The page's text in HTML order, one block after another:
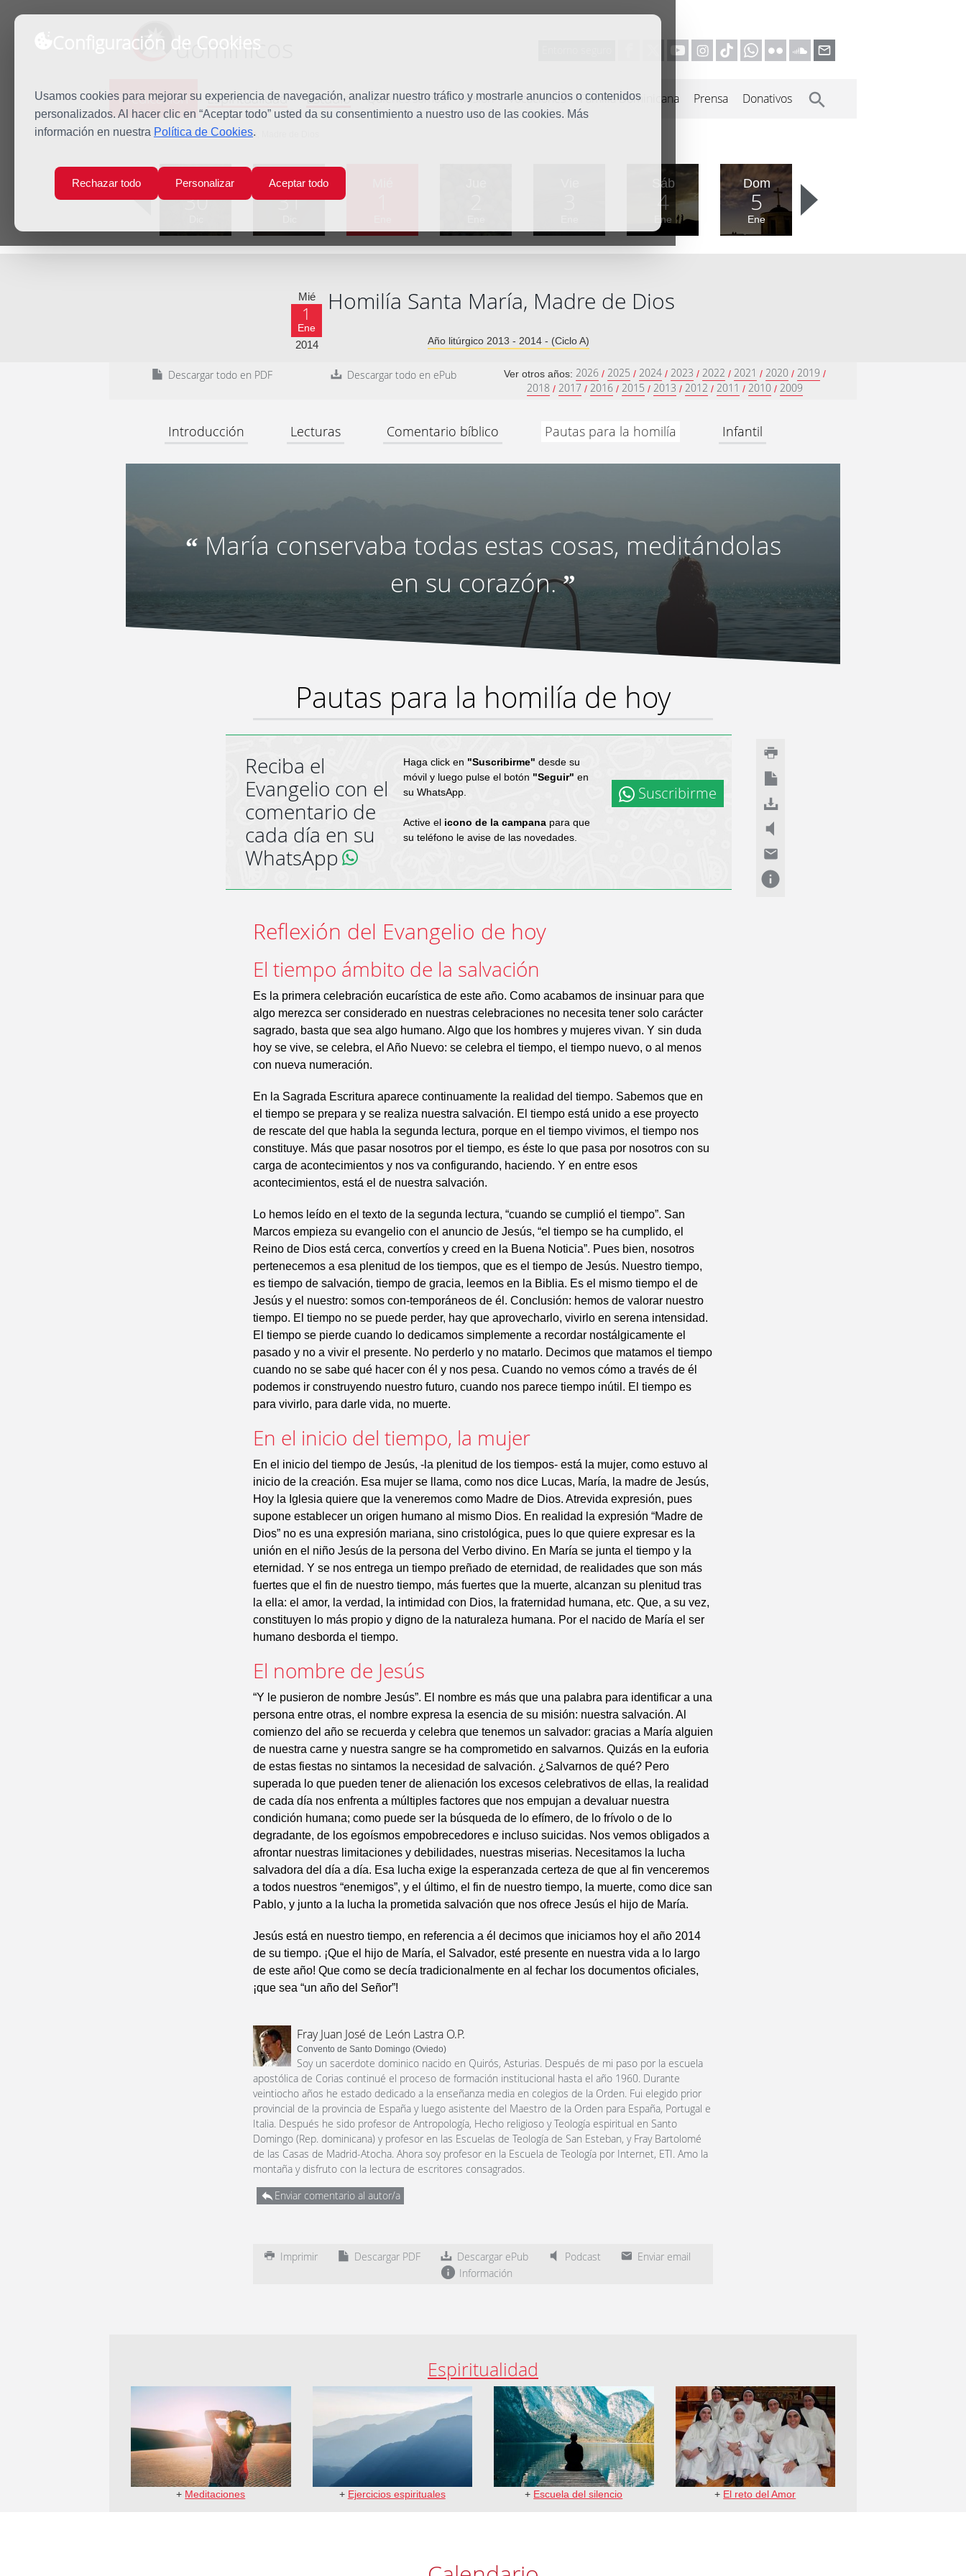
Configuración de Cookies
Usamos cookies para mejorar su experiencia de navegación, analizar nuestro tráfico y mostrarle anuncios o contenidos
personalizados. Al hacer clic en “Aceptar todo” usted da su consentimiento a nuestro uso de las cookies. Más
información en nuestra Política de Cookies.
Rechazar todo Personalizar Aceptar todo
dominicos
Predicación Espiritualidad Estudio Quiénes somos Misión Vocaciones Familia Dominicana Prensa Donativos
Inicio Predicación Santa María, Madre de Dios
Lun
30
Mar
31
Sáb
4
Ene
Dom
5
Ene
Mié
1
Ene
2014
Homilía Santa María, Madre de Dios
Año litúrgico 2013 - 2014 - (Ciclo A)
Descargar todo en PDF Descargar todo en ePub Ver otros años: 2026 / 2025 / 2024 / 2023 / 2022 / 2021 / 2020 / 2019 /
2018 / 2017 / 2016 / 2015 / 2013 / 2012 / 2011 / 2010 / 2009
Introducción Lecturas Comentario bíblico Pautas para la homilía Infantil
“María conservaba todas estas cosas, meditándolas
en su corazón.”
Pautas para la homilía de hoy
Reciba el
Evangelio con el
comentario de
cada día en su
WhatsApp
Haga click en "Suscribirme" desde su
móvil y luego pulse el botón "Seguir" en
su WhatsApp.
Active el icono de la campanapara que
su teléfono le avise de las novedades.
Suscribirme
Reflexión del Evangelio de hoy
El tiempo ámbito de la salvación
Es la primera celebración eucarística de este año. Como acabamos de insinuar para que
algo merezca ser considerado en nuestras celebraciones no necesita tener solo carácter
sagrado, basta que sea algo humano. Algo que los hombres y mujeres vivan. Y sin duda
hoy se vive, se celebra, el Año Nuevo: se celebra el tiempo, el tiempo nuevo, o al menos
con nueva numeración.
En la Sagrada Escritura aparece continuamente la realidad del tiempo. Sabemos que en
el tiempo se prepara y se realiza nuestra salvación. El tiempo está unido a ese proyecto
de rescate del que habla la segunda lectura, porque en el tiempo vivimos, el tiempo nos
constituye. Más que pasar nosotros por el tiempo, es éste lo que pasa por nosotros con su
carga de acontecimientos y nos va configurando, haciendo. Y en entre esos
acontecimientos, está el de nuestra salvación.
Lo hemos leído en el texto de la segunda lectura, “cuando se cumplió el tiempo”. San
Marcos empieza su evangelio con el anuncio de Jesús, “el tiempo se ha cumplido, el
Reino de Dios está cerca, convertíos y creed en la Buena Noticia”. Pues bien, nosotros
pertenecemos a esa plenitud de los tiempos, que es el tiempo de Jesús. Nuestro tiempo,
es tiempo de salvación, tiempo de gracia, leemos en la Biblia. Es el mismo tiempo el de
Jesús y el nuestro: somos con-temporáneos de él. Conclusión: hemos de valorar nuestro
tiempo. El tiempo no se puede perder, hay que aprovecharlo, vivirlo en serena intensidad.
El tiempo se pierde cuando lo dedicamos simplemente a recordar nostálgicamente el
pasado y no a vivir el presente. No perderlo y no matarlo. Decimos que matamos el tiempo
cuando no se sabe qué hacer con él y nos pesa. Cuando no vemos cómo a través de él
podemos ir construyendo nuestro futuro, cuando nos parece tiempo inútil. El tiempo es
para vivirlo, para darle vida, no muerte.
En el inicio del tiempo, la mujer
En el inicio del tiempo de Jesús, -la plenitud de los tiempos- está la mujer, como estuvo al
inicio de la creación. Esa mujer se llama, como nos dice Lucas, María, la madre de Jesús,
Hoy la Iglesia quiere que la veneremos como Madre de Dios. Atrevida expresión, pues
supone establecer un origen humano al mismo Dios. En realidad la expresión “Madre de
Dios” no es una expresión mariana, sino cristológica, pues lo que quiere expresar es la
unión en el niño Jesús de la persona del Verbo divino. En María se junta el tiempo y la
eternidad. Y se nos entrega un tiempo preñado de eternidad, de realidades que son más
fuertes que el fin de nuestro tiempo, más fuertes que la muerte, alcanzan su plenitud tras
la ella: el amor, la verdad, la intimidad con Dios, la fraternidad humana, etc. Que, a su vez,
constituyen lo más propio y digno de la naturaleza humana. Por el nacido de María el ser
humano desborda el tiempo.
El nombre de Jesús
“Y le pusieron de nombre Jesús”. El nombre es más que una palabra para identificar a una
persona entre otras, el nombre expresa la esencia de su misión: nuestra salvación. Al
comienzo del año se recuerda y celebra que tenemos un salvador: gracias a María alguien
de nuestra carne y nuestra sangre se ha comprometido en salvarnos. Quizás en la euforia
de estas fiestas no sintamos la necesidad de salvación. ¿Salvarnos de qué? Pero
superada lo que pueden tener de alienación los excesos celebrativos de ellas, la realidad
de cada día nos enfrenta a múltiples factores que nos empujan a devaluar nuestra
condición humana; como puede ser la búsqueda de lo efímero, de lo frívolo o de lo
degradante, de los egoísmos empobrecedores e incluso suicidas. Nos vemos obligados a
afrontar nuestras limitaciones y debilidades, nuestras miserias. Necesitamos la lucha
salvadora del día a día. Esa lucha exige la esperanzada certeza de que al fin venceremos
a todos nuestros “enemigos”, y el último, el fin de nuestro tiempo, la muerte, como dice san
Pablo, y junto a la lucha la prometida salvación que nos ofrece Jesús el hijo de María.
Jesús está en nuestro tiempo, en referencia a él decimos que iniciamos hoy el año 2014
de su tiempo. ¡Que el hijo de María, el Salvador, esté presente en nuestra vida a lo largo
de este año! Que como se decía tradicionalmente en al fechar los documentos oficiales,
¡que sea “un año del Señor”!
Fray Juan José de León Lastra O.P.
Convento de Santo Domingo (Oviedo)
Soy un sacerdote dominico nacido en Quirós, Asturias. Después de mi paso por la escuela
apostólica de Corias continué el proceso de formación institucional hasta el año 1960. Durante
veintiocho años he estado dedicado a la enseñanza media en colegios de la Orden. Fui elegido prior
provincial de la provincia de España y luego asistente del Maestro de la Orden para España, Portugal e
Italia. Después he sido profesor de Antropología, Hecho religioso y Teología espiritual en Santo
Domingo (Rep. dominicana) y profesor en las Escuelas de Teología de San Esteban, y Fray Bartolomé
de las Casas de Madrid-Atocha. Ahora soy profesor en la Escuela de Teología por Internet, ETI. Amo la
montaña y disfruto con la lectura de escritores consagrados.
Enviar comentario al autor/a
Imprimir Descargar PDF Descargar ePub Podcast
Enviar email
Información
Espiritualidad
+ Meditaciones + Ejercicios espirituales + Escuela del silencio + El reto del Amor